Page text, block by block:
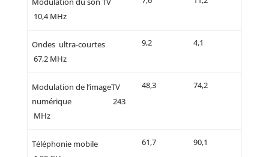
10,4 MHz
Ondes ultra-courtes
67,2 MHz
9,2 4,1
Modulation de l’imageTV
numérique 243
MHz
48,3 74,2
Téléphonie mobile
61,7 90,1